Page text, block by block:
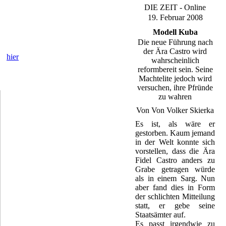
hier
DIE ZEIT - Online
19. Februar 2008
Modell Kuba
Die neue Führung nach
der Ära Castro wird
wahrscheinlich
reformbereit sein. Seine
Machtelite jedoch wird
versuchen, ihre Pfründe
zu wahren
Von Von Volker Skierka
Es ist, als wäre er
gestorben. Kaum jemand
in der Welt konnte sich
vorstellen, dass die Ära
Fidel Castro anders zu
Grabe getragen würde
als in einem Sarg. Nun
aber fand dies in Form
der schlichten Mitteilung
statt, er gebe seine
Staatsämter auf.
Es passt irgendwie zu